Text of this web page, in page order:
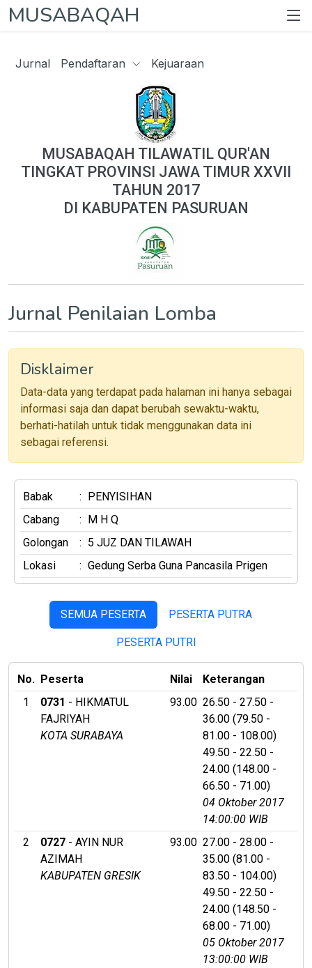
MUSABAQAH
Jurnal Pendaftaran Kejuaraan
MUSABAQAH TILAWATIL QUR'AN
TINGKAT PROVINSI JAWA TIMUR XXVII
TAHUN 2017
DI KABUPATEN PASURUAN
Jurnal Penilaian Lomba
Disklaimer
Data-data yang terdapat pada halaman ini hanya sebagai
informasi saja dan dapat berubah sewaktu-waktu,
berhati-hatilah untuk tidak menggunakan data ini
sebagai referensi.
Babak : PENYISIHAN
Cabang
: M H Q
Golongan
: 5 JUZ DAN TILAWAH
Lokasi
: Gedung Serba Guna Pancasila Prigen
SEMUA PESERTA PESERTA PUTRA
PESERTA PUTRI
No. Peserta Nilai
Keterangan
1
0731 - HIKMATUL
FAJRIYAH
KOTA SURABAYA
93.00 26.50 - 27.50 -
36.00 (79.50 -
81.00 - 108.00)
49.50 - 22.50 -
24.00 (148.00 -
66.50 - 71.00)
04 Oktober 2017
14:00:00 WIB
2
0727 - AYIN NUR
AZIMAH
KABUPATEN GRESIK
93.00 27.00 - 28.00 -
35.00 (81.00 -
83.50 - 104.00)
49.50 - 22.50 -
24.00 (148.50 -
68.00 - 71.00)
05 Oktober 2017
13:00:00 WIB